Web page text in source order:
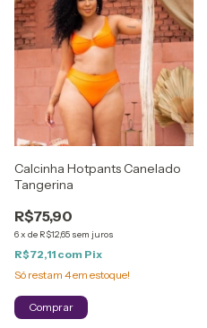
Calcinha Hotpants Canelado
Tangerina
R$75,90
6x de R$12,65 sem juros
R$72,11 com Pix
Só restam 4em estoque!
Comprar